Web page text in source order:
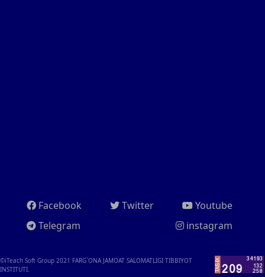
Facebook Twitter
Youtube
Telegram
instagram
©iTeach Soft Group 2021 FARG`ONA JAMOAT SALOMATLIGI TIBBIYOT
INSTITUTI.